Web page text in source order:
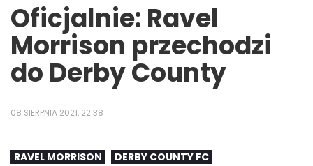
Oficjalnie: Ravel
Morrison przechodzi
do Derby County
08 SIERPNIA 2021, 22:38
RAVEL MORRISON
DERBY COUNTY FC